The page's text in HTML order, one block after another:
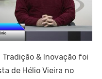
& Inovação foi
de Hélio Vieira no